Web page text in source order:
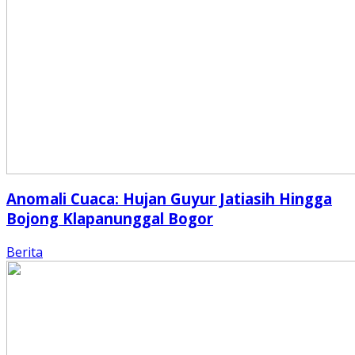
Anomali Cuaca: Hujan Guyur Jatiasih Hingga
Bojong Klapanunggal Bogor
Berita